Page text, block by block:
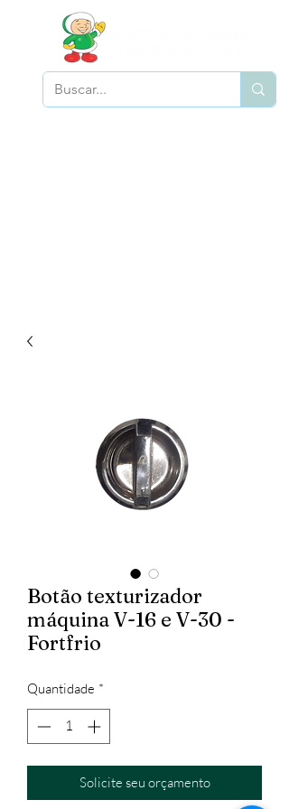
Botão texturizador
máquina V-16 e V-30 -
Fortfrio
Quantidade *
Solicite seu orçamento